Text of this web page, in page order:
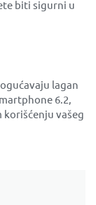
biti sigurni u
lagan
6.2,
vašeg